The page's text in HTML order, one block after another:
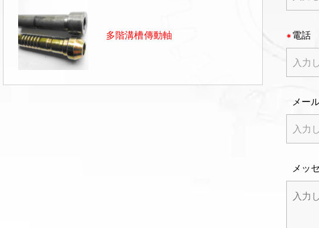
多階溝槽傳動軸 電話
メー
メッ